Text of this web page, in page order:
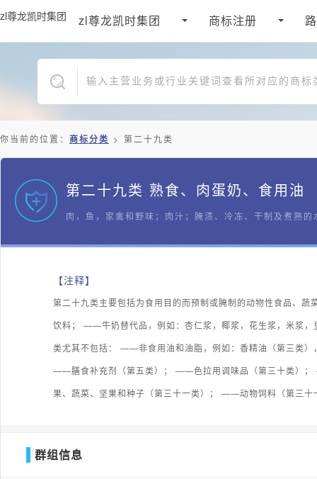
zl尊龙凯时集团 zl尊龙凯时集团 商标注册
你当前的位置： 商标分类 > 第二十九类
第二十九类 熟食、肉蛋奶、食用油
肉，鱼，家禽和野味；肉汁；腌渍、冷冻、干制及煮熟
【注释】
第二十九类主要包括为食用目的而预制或腌制的动物性食品
饮料； ——牛奶替代品，例如：杏仁浆，椰浆，花生浆，米浆
类尤其不包括： ——非食用油和油脂，例如：香精油（第三类
——膳食补充剂（第五类）； ——色拉用调味品（第三十类）
果、蔬菜、坚果和种子（第三十一类）； ——动物饲料（第三
群组信息